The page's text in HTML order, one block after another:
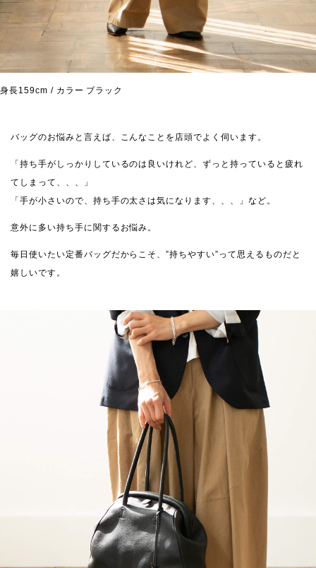
身長159cm / カラー ブラック
バッグのお悩みと言えば、こんなことを店頭でよく伺います。
「持ち手がしっかりしているのは良いけれど、ずっと持っていると疲れ
てしまって、、、」
「手が小さいので、持ち手の太さは気になります、、、」など。
意外に多い持ち手に関するお悩み。
毎日使いたい定番バッグだからこそ、”持ちやすい”って思えるものだと
嬉しいです。